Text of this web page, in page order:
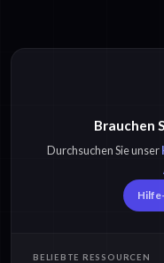
Dänisch M4A zu
Dänisch OGG zu
Brauchen
Durchsuchen Sie unser
BELIEBTE RESSOURCEN